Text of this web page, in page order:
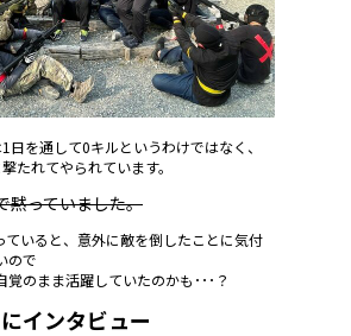
日を通して0キルというわけではなく、
たれてやられています。
黙っていました。
ていると、意外に敵を倒したことに気付
ので
覚のまま活躍していたのかも･･･？
インタビュー